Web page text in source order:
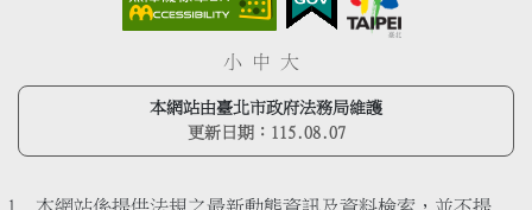
小 中 大
本網站由臺北市政府法務局維護
更新日期： 115.08.07
本網站係提供法規之最新動態資訊及資料檢索，並不提